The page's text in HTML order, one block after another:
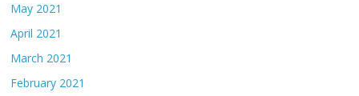
May 2021
April 2021
March 2021
February 2021